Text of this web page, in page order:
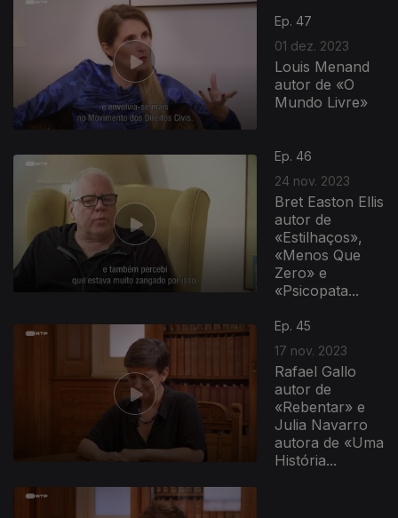
Ep. 47
01 dez. 2023
Louis Menand
autor de «O
Mundo Livre»
Ep. 46
24 nov. 2023
Bret Easton Ellis
autor de
«Estilhaços»,
«Menos Que
Zero» e
«Psicopata...
Ep. 45
17 nov. 2023
Rafael Gallo
autor de
«Rebentar» e
Julia Navarro
autora de «Uma
História...